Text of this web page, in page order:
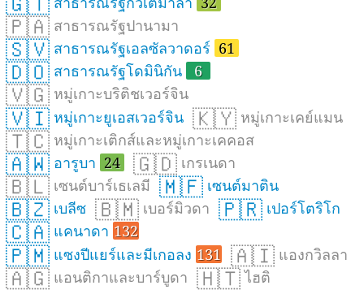
🇵🇦 สาธารณรัฐปานามา
🇸🇻 สาธารณรัฐเอลซัลวาดอร์ 61
🇩🇴 สาธารณรัฐโดมินิกัน 6
🇻🇬 หมู่เกาะบริติชเวอร์จิน
🇻🇮 หมู่เกาะยูเอสเวอร์จิน 🇰🇾 หมู่เกาะเคย์แมน
🇹🇨 หมู่เกาะเติกส์และหมู่เกาะเคคอส
🇦🇼 อารูบา 24 🇬🇩 เกรเนดา
🇧🇱 เซนต์บาร์เธเลมี 🇲🇫 เซนต์มาติน
🇧🇿 เบลีซ 🇧🇲 เบอร์มิวดา 🇵🇷 เปอร์โตริโก
🇨🇦 แคนาดา 132
🇵🇲 แซงปีแยร์และมีเกอลง 131 🇦🇮 แองกวิลลา
🇦🇬 แอนติกาและบาร์บูดา 🇭🇹ไฮติ